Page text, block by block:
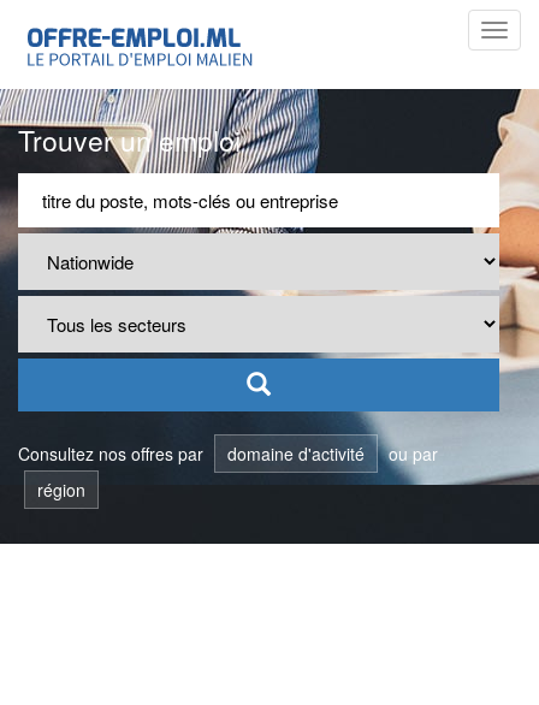
Trouver un emploi
Consultez nos offres par domaine d'activité
ou par
région